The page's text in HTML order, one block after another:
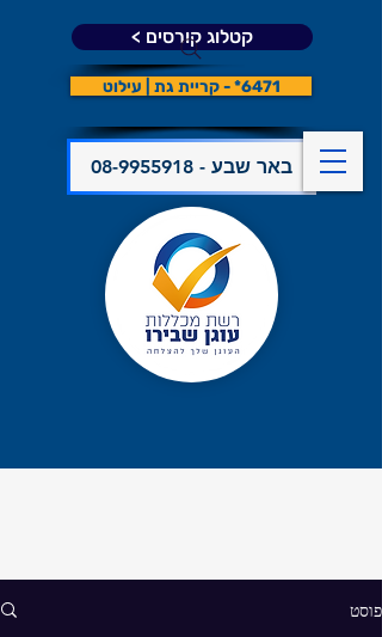
קטלוג קורסים >
6471* - קריית גת | עילוט
08-9955918 - באר שבע
פוסט